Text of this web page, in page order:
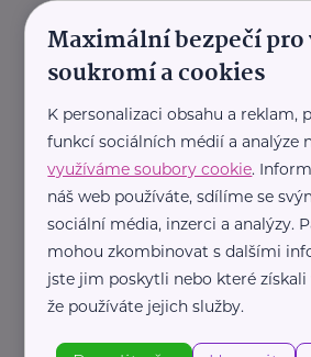
Další články
Maximální bezpečí pro
soukromí a cookies
K personalizaci obsahu a reklam,
funkcí sociálních médií a analýze
využíváme soubory cookie.
náš web používáte, sdílíme se
sociální média, inzerci a analýzy.
mohou zkombinovat s dalšími
jste jim poskytli nebo které
že používáte jejich služby.